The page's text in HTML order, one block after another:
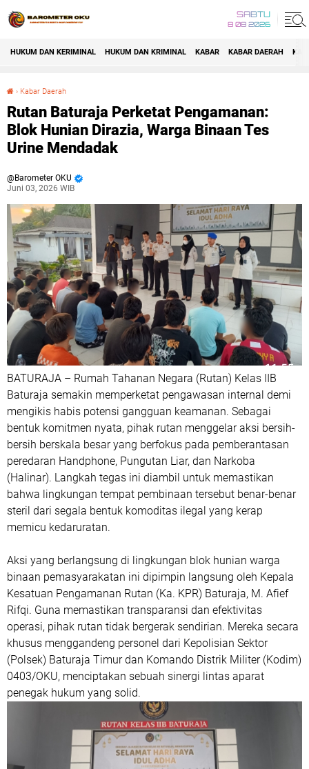
SABTU
8 08 2026
HUKUM DAN KERIMINAL HUKUM DAN KRIMINAL KABAR KABAR DAERAH
› Kabar Daerah
Rutan Baturaja Perketat Pengamanan:
Blok Hunian Dirazia, Warga Binaan Tes
Urine Mendadak
Barometer OKU
Juni 03, 2026 WIB
BATURAJA – Rumah Tahanan Negara (Rutan) Kelas IIB
Baturaja semakin memperketat pengawasan internal demi
mengikis habis potensi gangguan keamanan. Sebagai
bentuk komitmen nyata, pihak rutan menggelar aksi bersih-
bersih berskala besar yang berfokus pada pemberantasan
peredaran Handphone, Pungutan Liar, dan Narkoba
(Halinar). Langkah tegas ini diambil untuk memastikan
bahwa lingkungan tempat pembinaan tersebut benar-benar
steril dari segala bentuk komoditas ilegal yang kerap
memicu kedaruratan.
Aksi yang berlangsung di lingkungan blok hunian warga
binaan pemasyarakatan ini dipimpin langsung oleh Kepala
Kesatuan Pengamanan Rutan (Ka. KPR) Baturaja, M. Afief
Rifqi. Guna memastikan transparansi dan efektivitas
operasi, pihak rutan tidak bergerak sendirian. Mereka secara
khusus menggandeng personel dari Kepolisian Sektor
(Polsek) Baturaja Timur dan Komando Distrik Militer (Kodim)
0403/OKU, menciptakan sebuah sinergi lintas aparat
penegak hukum yang solid.